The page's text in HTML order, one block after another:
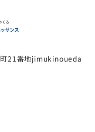
21番地jimukinoueda